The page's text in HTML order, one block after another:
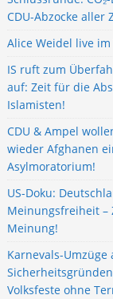
CDU-Abzocke aller
Alice Weidel live im
IS ruft zum
auf: Zeit für die
Islamisten!
CDU & Ampel
wieder Afghanen
Asylmoratorium!
US-Doku:
Meinungsfreiheit –
Meinung!
Karnevals-Umzüge
Volksfeste ohne